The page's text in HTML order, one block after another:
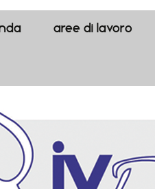
aree di lavoro